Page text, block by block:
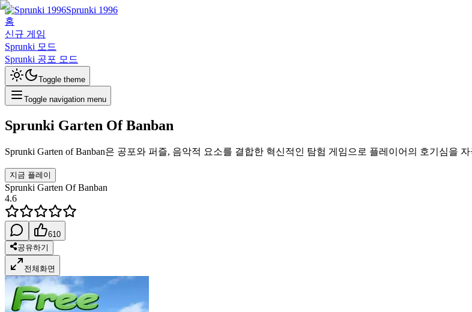
Sprunki 1996
홈
신규 게임
Sprunki 모드
Sprunki 공포 모드
Toggle theme
Toggle navigation menu
Sprunki Garten Of Banban
Sprunki Garten of Banban은 공포와 퍼즐, 음악적 요소를 결합한 혁신적인 탐험 게임으로 플레이어의 호기심을
지금 플레이
Sprunki Garten Of Banban
4.6
610
공유하기
전체화면